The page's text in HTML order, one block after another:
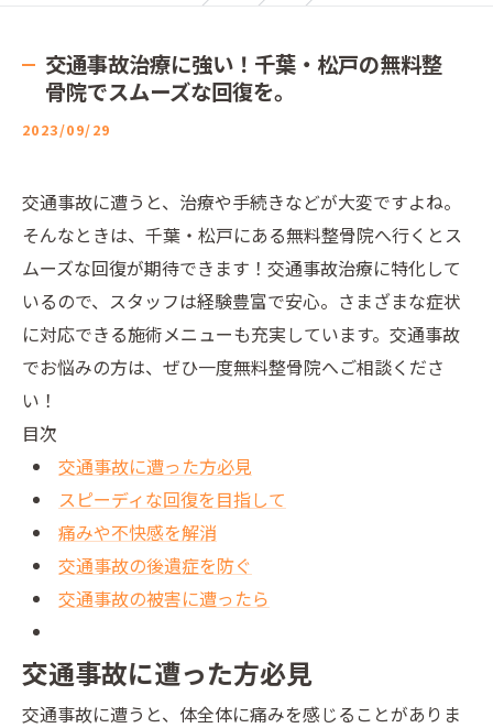
交通事故治療に強い！千葉・松戸の無料整
骨院でスムーズな回復を。
2023/09/29
交通事故に遭うと、治療や手続きなどが大変ですよね。
そんなときは、千葉・松戸にある無料整骨院へ行くとス
ムーズな回復が期待できます！交通事故治療に特化して
いるので、スタッフは経験豊富で安心。さまざまな症状
に対応できる施術メニューも充実しています。交通事故
でお悩みの方は、ぜひ一度無料整骨院へご相談くださ
い！
目次
交通事故に遭った方必見
スピーディな回復を目指して
痛みや不快感を解消
交通事故の後遺症を防ぐ
交通事故の被害に遭ったら
交通事故に遭った方必見
交通事故に遭うと、体全体に痛みを感じることがありま